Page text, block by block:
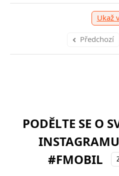
Ukaž
Předchozí
PODĚLTE SE O
#FMOBIL